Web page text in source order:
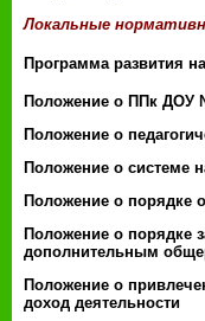
Локальные
Программа развития
Положение о ППк ДОУ
Положение о
Положение о системе
Положение о порядке
Положение о порядке
дополнительным
Положение о
доход деятельности